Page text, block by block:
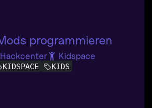
programmieren
Kidspace
KIDSPACE KIDS